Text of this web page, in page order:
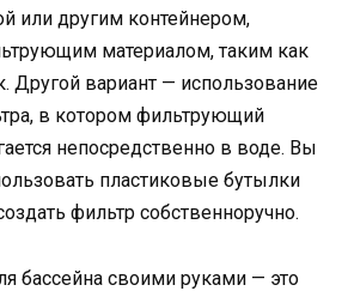
или другим контейнером,
материалом, таким как
Другой вариант — использование
в котором фильтрующий
непосредственно в воде. Вы
пластиковые бутылки
фильтр собственноручно.
бассейна своими руками — это